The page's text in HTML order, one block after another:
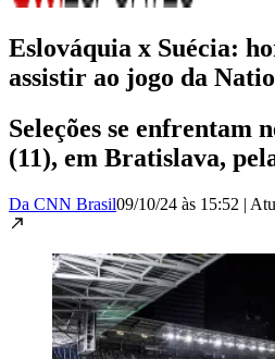
Eslováquia x Suécia:
assistir ao jogo da
Seleções se enfrentam
(11), em Bratislava,
Da CNN Brasil09/10/24 às 15:52 |